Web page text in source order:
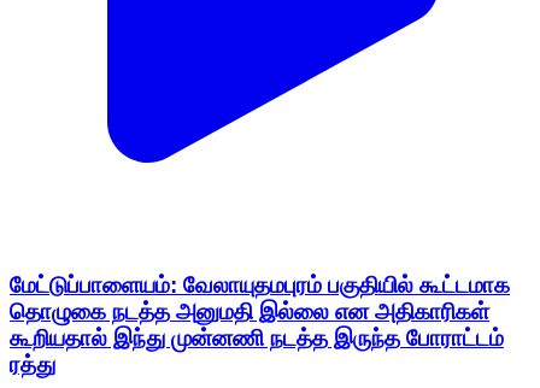
மேட்டுப்பாளையம்: வேலாயுதமபுரம் பகுதியில் கூட்டமாக
தொழுகை நடத்த அனுமதி இல்லை என அதிகாரிகள்
கூறியதால் இந்து முன்னணி நடத்த இருந்த போராட்டம்
ரத்து